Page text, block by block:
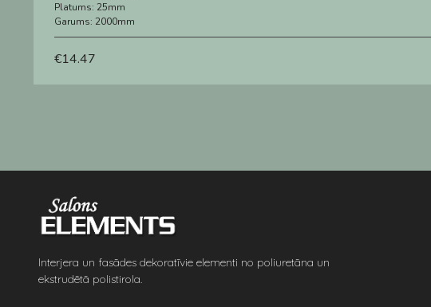
Platums: 25mm
Garums: 2000mm
€14.47
Interjera un fasādes dekoratīvie elementi no poliuretāna un
ekstrudētā polistirola.